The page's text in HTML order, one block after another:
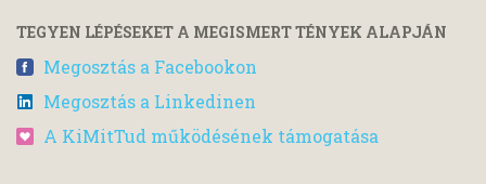
TEGYEN LÉPÉSEKET A MEGISMERT TÉNYEK ALAPJÁN
Megosztás a Facebookon
Megosztás a Linkedinen
A KiMitTud működésének támogatása